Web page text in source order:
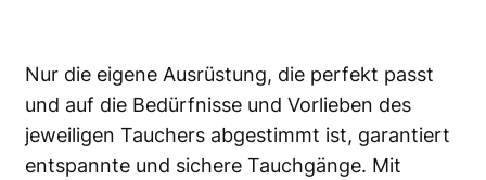
Nur die eigene Ausrüstung, die perfekt passt
und auf die Bedürfnisse und Vorlieben des
jeweiligen Tauchers abgestimmt ist, garantiert
entspannte und sichere Tauchgänge. Mit